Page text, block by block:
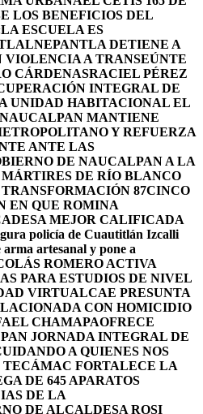
LOS BENEFICIOS DEL
ESCUELA ES
DETIENE A
VIOLENCIA A TRANSEÚNTE
CÁRDENASRACIEL PÉREZ
INTEGRAL DE
UNIDAD HABITACIONAL EL
MANTIENE
Y REFUERZA
ANTE LAS
DE NAUCALPAN A LA
DE RÍO BLANCO
87CINCO
EN QUE ROMINA
MEJOR CALIFICADA
policía de Cuautitlán Izcalli
artesanal y pone a
ROMERO ACTIVA
PARA ESTUDIOS DE NIVEL
VIRTUALCAE PRESUNTA
CON HOMICIDIO
CHAMAPAOFRECE
JORNADA INTEGRAL DE
A QUIENES NOS
TECÁMAC FORTALECE LA
DE 645 APARATOS
DE LA
DE ALCALDESA ROSI